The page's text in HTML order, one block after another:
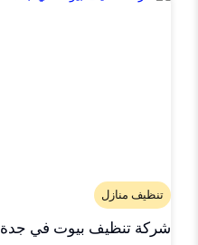
تنظيف منازل
شركة تنظيف بيوت في جدة0552322668